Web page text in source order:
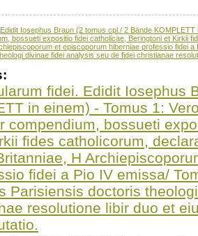
fidei. Edidit Iosephus
in einem) - Tomus 1:
compendium, bossueti
fides catholicorum,
H
fidei a Pio IV emissa/
Parisiensis doctoris
resolutione libir duo et